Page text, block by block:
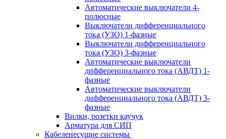
Автоматические выключатели 4-
полюсные
Выключатели дифференциального
тока (УЗО) 1-фазные
Выключатели дифференциального
тока (УЗО) 3-фазные
Автоматические выключатели
дифференциального тока (АВДТ) 1-
фазные
Автоматические выключатели
дифференциального тока (АВДТ) 3-
фазные
Вилки, розетки каучук
Арматура для СИП
Кабеленесущие системы